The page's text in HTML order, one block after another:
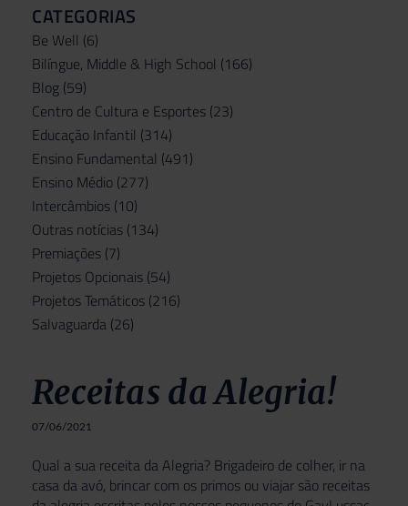
CATEGORIAS
Be Well (6)
Bilíngue, Middle & High School (166)
Blog (59)
Centro de Cultura e Esportes (23)
Educação Infantil (314)
Ensino Fundamental (491)
Ensino Médio (277)
Intercâmbios (10)
Outras notícias (134)
Premiações (7)
Projetos Opcionais (54)
Projetos Temáticos (216)
Salvaguarda (26)
Receitas da Alegria!
07/06/2021
Qual a sua receita da Alegria? Brigadeiro de colher, ir na
casa da avó, brincar com os primos ou viajar são receitas